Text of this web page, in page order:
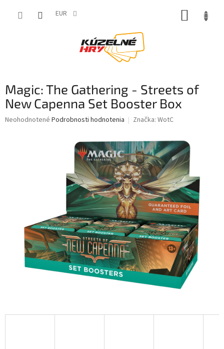
EUR
Magic: The Gathering - Streets of
New Capenna Set Booster Box
Priemerné
Neohodnotené Podrobnosti hodnotenia Značka: WotC